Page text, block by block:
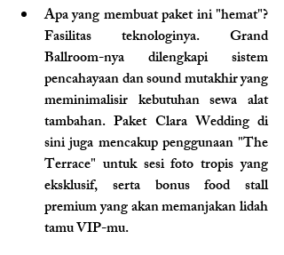
Apa yang membuat paket ini "hemat"?
Fasilitas teknologinya. Grand
Ballroom-nya dilengkapi sistem
pencahayaan dan sound mutakhir yang
meminimalisir kebutuhan sewa alat
tambahan. Paket Clara Wedding di
sini juga mencakup penggunaan "The
Terrace" untuk sesi foto tropis yang
eksklusif, serta bonus food stall
premium yang akan memanjakan lidah
tamu VIP-mu.